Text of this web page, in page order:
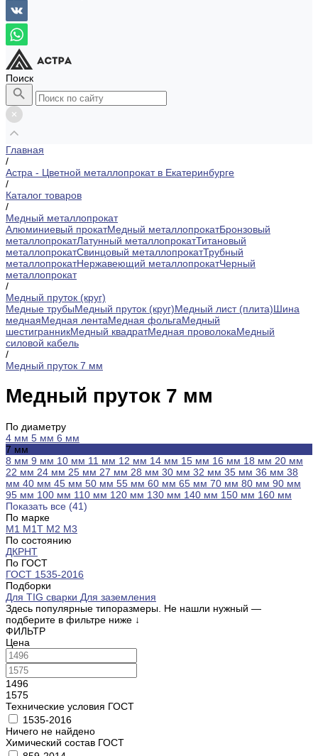
Поиск
Главная
/
Астра - Цветной металлопрокат в Екатеринбурге
/
Каталог товаров
/
Медный металлопрокат
Алюминиевый прокатМедный металлопрокатБронзовый
металлопрокатЛатунный металлопрокатТитановый
металлопрокатСвинцовый металлопрокатТрубный
металлопрокатНержавеющий металлопрокатЧерный
металлопрокат
/
Медный пруток (круг)
Медные трубыМедный пруток (круг)Медный лист (плита)Шина
меднаяМедная лентаМедная фольгаМедный
шестигранникМедный квадратМедная проволокаМедный
силовой кабель
/
Медный пруток 7 мм
Медный пруток 7 мм
По диаметру
4 мм 5 мм 6 мм
7 мм
8 мм 9 мм 10 мм 11 мм 12 мм 14 мм 15 мм 16 мм 18 мм 20 мм
22 мм 24 мм 25 мм 27 мм 28 мм 30 мм 32 мм 35 мм 36 мм 38
мм 40 мм 45 мм 50 мм 55 мм 60 мм 65 мм 70 мм 80 мм 90 мм
95 мм 100 мм 110 мм 120 мм 130 мм 140 мм 150 мм 160 мм
Показать все (41)
По марке
М1 М1Т М2 М3
По состоянию
ДКРНТ
По ГОСТ
ГОСТ 1535-2016
Подборки
Для TIG сварки Для заземления
Здесь популярные типоразмеры. Не нашли нужный —
подберите в фильтре ниже ↓
ФИЛЬТР
Цена
1496
1575
Технические условия ГОСТ
1535-2016
Ничего не найдено
Химический состав ГОСТ